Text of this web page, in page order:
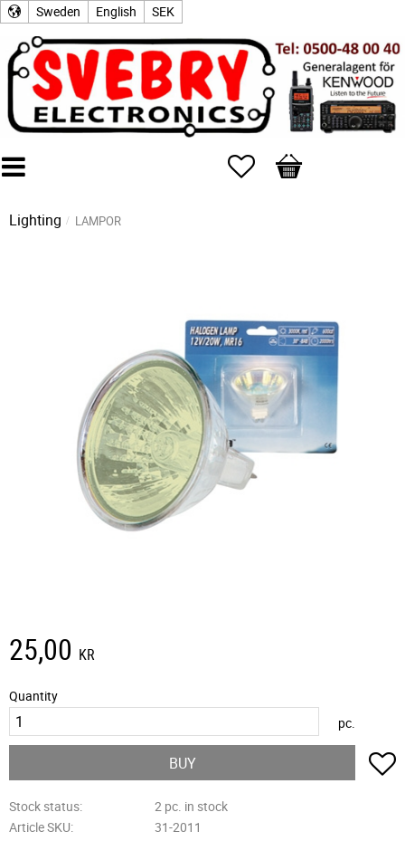
Sweden English SEK
Favorites
Basket
Lighting LAMPOR
25,00 KR
Quantity
pc.
BUY
Stock status
2 pc. in stock
Article SKU
31-2011